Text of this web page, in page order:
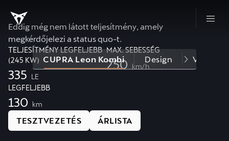
CUPRA Leon Kombi Design
Eddig még nem látott teljesítmény, amely
megkérdőjelezi a status quo-t.
TELJESÍTMÉNY LEGFELJEBB
(245 KW)
335 LE
MAX. SEBESSÉG
250 km/h
LEGFELJEBB
130 km
TESZTVEZETÉS ÁRLISTA